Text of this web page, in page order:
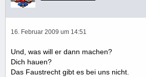
16. Februar 2009 um 14:51
Und, was will er dann machen?
Dich hauen?
Das Faustrecht gibt es bei uns nicht.